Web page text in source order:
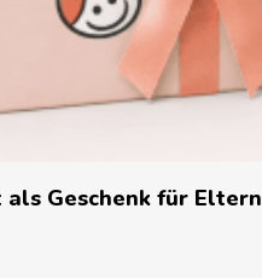
In Den Warenkorb
Geschenk für Eltern